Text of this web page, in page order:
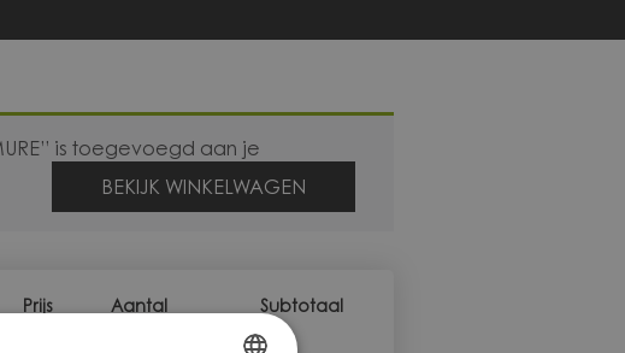
is toegevoegd aan je
BEKIJK WINKELWAGEN
Prijs Aantal Subtotaal